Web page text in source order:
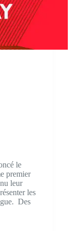
le
premier
leur
les
Des